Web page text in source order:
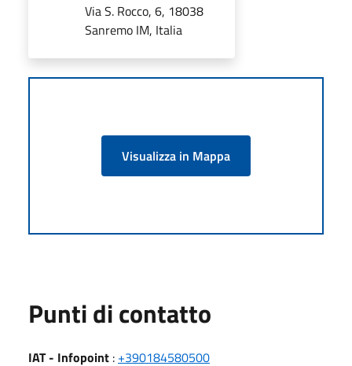
Via S. Rocco, 6, 18038
Sanremo IM, Italia
Visualizza in Mappa
Punti di contatto
IAT - Infopoint : +390184580500